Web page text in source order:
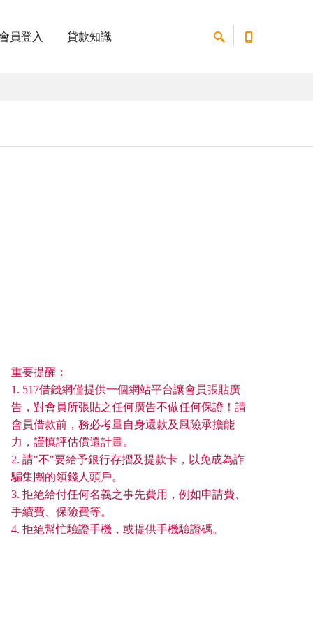
員登入 貸款知識
重要提醒：
1. 517借錢網僅提供一個網站平台讓會員張貼廣
告，對會員所張貼之任何廣告不做任何保證！請
會員借款前，務必考量自身還款及風險承擔能
力，謹慎評估償還計畫。
2. 請"不"要給予銀行存摺及提款卡，以免成為詐
騙集團的領錢人頭戶。
3. 拒絕給付任何名義之事先費用，例如申請費、
手續費、保險費等。
4. 拒絕幫忙驗證手機，或提供手機驗證碼。